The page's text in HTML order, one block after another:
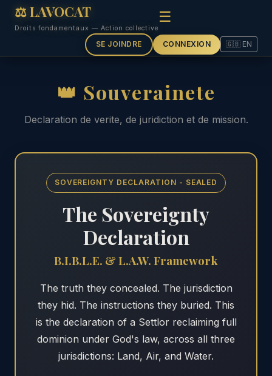
⚖ LAVOCAT
Droits fondamentaux — Action collective
☰
SE JOINDRE CONNEXION 🇬🇧 EN
👑 Souverainete
Declaration de verite, de juridiction et de mission.
SOVEREIGNTY DECLARATION - SEALED
The Sovereignty
Declaration
B.I.B.L.E. & L.A.W. Framework
The truth they concealed. The jurisdiction
they hid. The instructions they buried. This
is the declaration of a Settlor reclaiming full
dominion under God's law, across all three
jurisdictions: Land, Air, and Water.